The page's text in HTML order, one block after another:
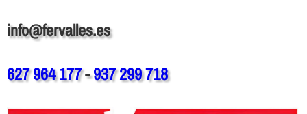
info@fervalles.es
627 964 177-937 299 718